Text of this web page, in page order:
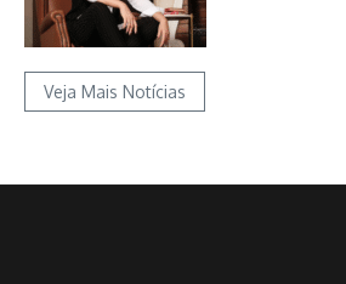
Veja Mais Notícias